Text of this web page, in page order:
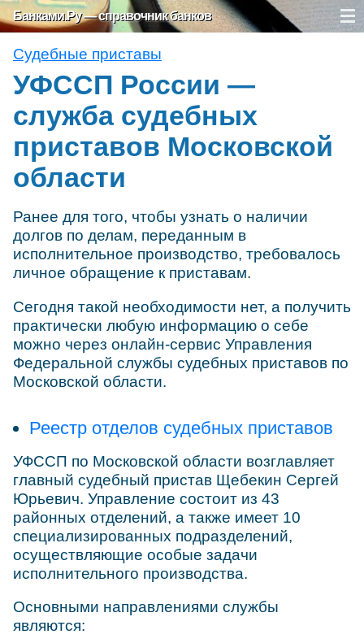
Банками.Ру — справочник банков
Судебные приставы
УФССП России —
служба судебных
приставов Московской
области
Ранее для того, чтобы узнать о наличии
долгов по делам, переданным в
исполнительное производство, требовалось
личное обращение к приставам.
Сегодня такой необходимости нет, а получить
практически любую информацию о себе
можно через онлайн-сервис Управления
Федеральной службы судебных приставов по
Московской области.
Реестр отделов судебных приставов
УФССП по Московской области возглавляет
главный судебный пристав Щебекин Сергей
Юрьевич. Управление состоит из 43
районных отделений, а также имеет 10
специализированных подразделений,
осуществляющие особые задачи
исполнительного производства.
Основными направлениями службы
являются: